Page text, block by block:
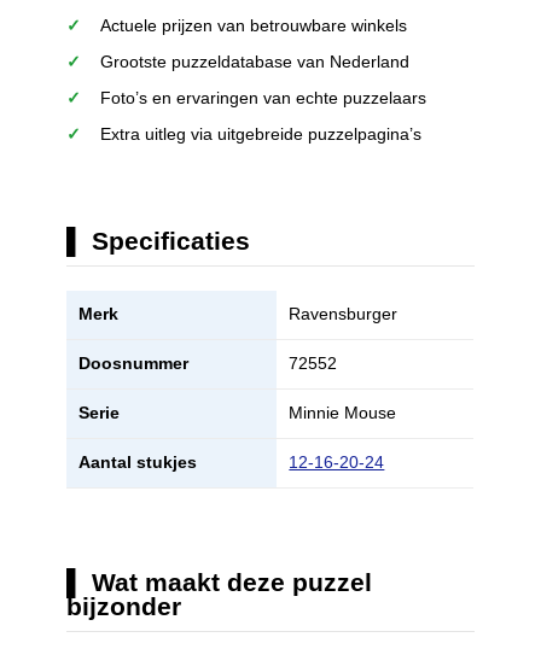
Actuele prijzen van betrouwbare winkels
Grootste puzzeldatabase van Nederland
Foto’s en ervaringen van echte puzzelaars
Extra uitleg via uitgebreide puzzelpagina’s
Specificaties
Merk Ravensburger
Doosnummer 72552
Serie Minnie Mouse
Aantal stukjes 12-16-20-24
Wat maakt deze puzzel
bijzonder